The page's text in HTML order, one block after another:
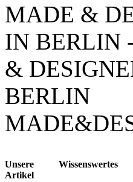
MADE &
IN BERLIN
&
BERLIN
Unsere
Artikel
Wissenswertes